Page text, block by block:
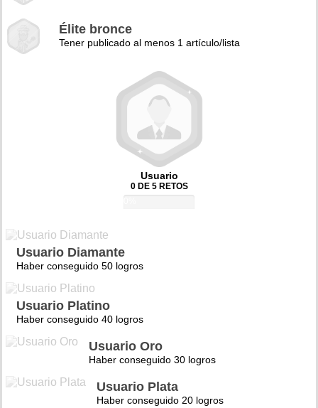
Élite bronce
Tener publicado al menos 1 artículo/lista
Usuario
0 DE 5 RETOS
Usuario Diamante
Haber conseguido 50 logros
Usuario Platino
Haber conseguido 40 logros
Usuario Oro
Haber conseguido 30 logros
Usuario Plata
Haber conseguido 20 logros